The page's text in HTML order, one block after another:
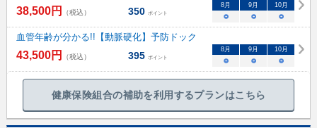
38,500円 （税込） 350 ポイント
8 月 9 月 10月
○ ○ ○
血管年齢が分かる!!【動脈硬化】予防ドック
43,500円 （税込） 395 ポイント
8 月 9 月 10月
○ ○ ○
健康保険組合の補助を利用するプランはこちら